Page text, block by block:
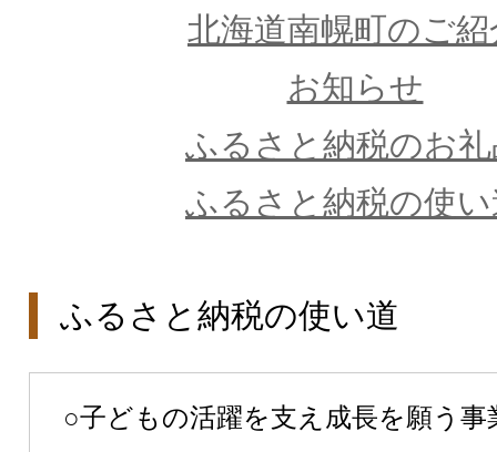
北海道南幌町のご紹
お知らせ
ふるさと納税のお
ふるさと納税の使
ふるさと納税の使い道
○子どもの活躍を支え成長を願う事